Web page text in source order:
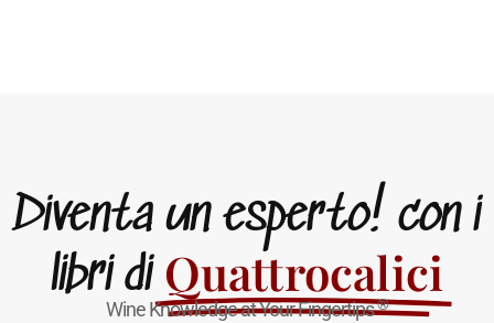
Diventa un esperto! con i
libri di Quattrocalici
Wine Knowledge at Your Fingertips®